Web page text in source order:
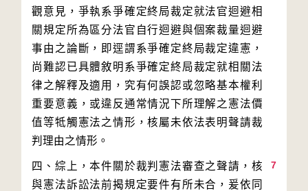
觀意見，爭執系爭確定終局裁定就法官迴避相
關規定所為區分法官自行迴避與個案裁量迴避
事由之論斷，即逕謂系爭確定終局裁定違憲，
尚難認已具體敘明系爭確定終局裁定就相關法
律之解釋及適用，究有何誤認或忽略基本權利
重要意義，或違反通常情況下所理解之憲法價
值等牴觸憲法之情形，核屬未依法表明聲請裁
7
四、綜上，本件關於裁判憲法審查之聲請，核
與憲法訴訟法前揭規定要件有所未合，爰依同